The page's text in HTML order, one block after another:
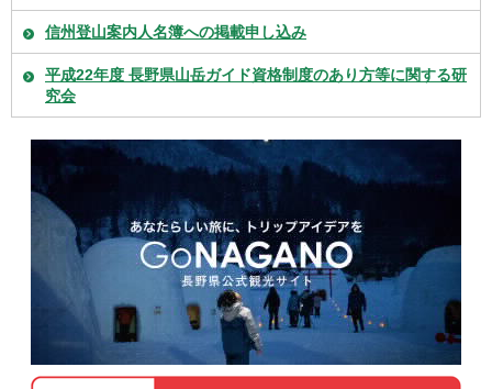
信州登山案内人名簿への掲載申し込み
平成22年度 長野県山岳ガイド資格制度のあり方等に関する研
究会